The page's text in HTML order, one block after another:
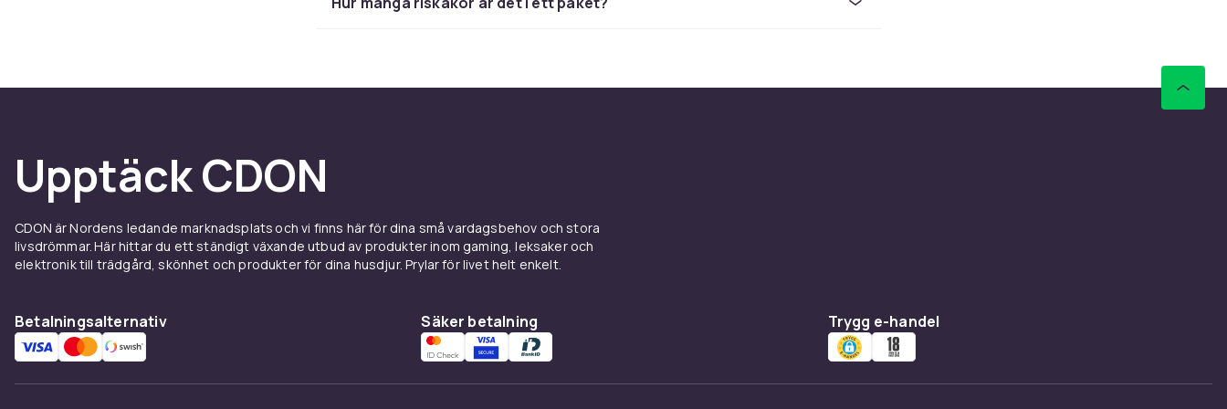
Upptäck CDON
CDON är Nordens ledande marknadsplats och vi finns här för dina små vardagsbehov och stora
livsdrömmar. Här hittar du ett ständigt växande utbud av produkter inom gaming, leksaker och
elektronik till trädgård, skönhet och produkter för dina husdjur. Prylar för livet helt enkelt.
Betalningsalternativ Säker betalning Trygg e-handel